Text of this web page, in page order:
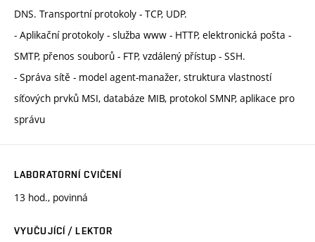
DNS. Transportní protokoly - TCP, UDP.
- Aplikační protokoly - služba www - HTTP, elektronická pošta -
SMTP, přenos souborů - FTP, vzdálený přístup - SSH.
- Správa sítě - model agent-manažer, struktura vlastností
síťových prvků MSI, databáze MIB, protokol SMNP, aplikace pro
správu
LABORATORNÍ CVIČENÍ
13 hod., povinná
VYUČUJÍCÍ / LEKTOR